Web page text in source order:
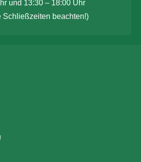
und 13:30 – 18:00 Uhr
Schließzeiten beachten!)